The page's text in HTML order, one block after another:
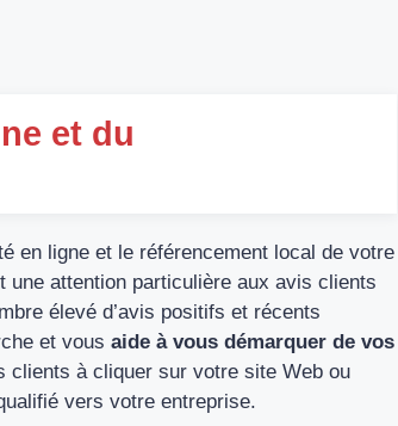
et du
en ligne et le référencement local de votre
attention particulière aux avis clients
élevé d’avis positifs et récents
et vous aide à vous démarquer de vos
clients à cliquer sur votre site Web ou
vers votre entreprise.